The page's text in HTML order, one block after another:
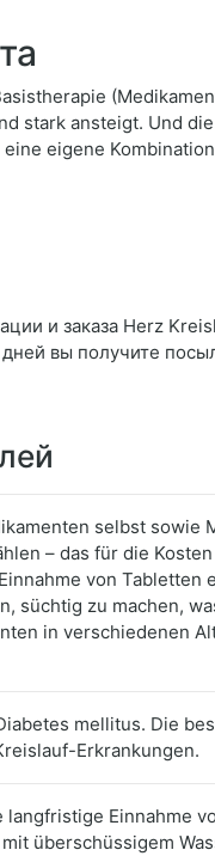
stark ansteigt. Und
eigene
и заказа Herz
вы получите
selbst
– das für die
von
süchtig zu machen,
in verschiedenen
mellitus. Die
Erkrankungen.
Einnahme
überschüssigem